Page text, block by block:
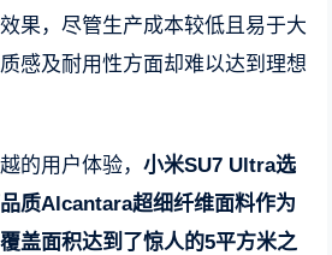
果，尽管生产成本较低且易于大
感及耐用性方面却难以达到理想
的用户体验，小米SU7 Ultra选
质Alcantara超细纤维面料作为
盖面积达到了惊人的5平方米之